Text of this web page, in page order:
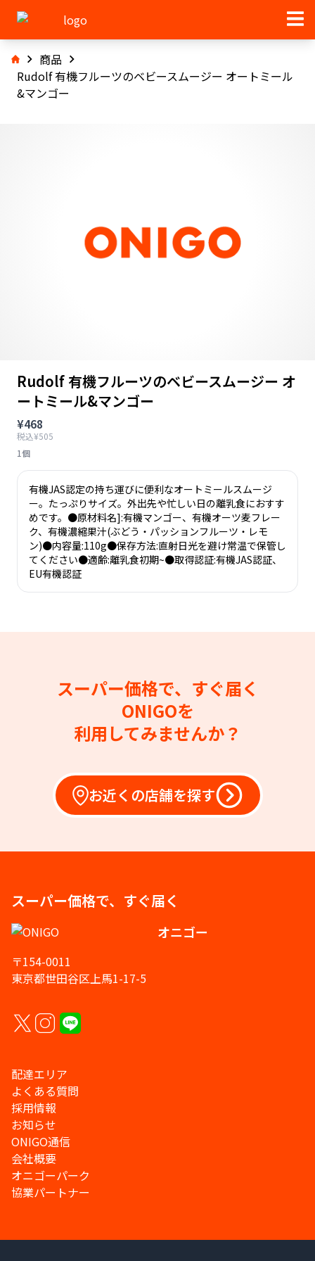
商品
Rudolf 有機フルーツのベビースムージー オートミール
&マンゴー
Rudolf 有機フルーツのベビースムージー オ
ートミール&マンゴー
¥468
税込¥505
1個
有機JAS認定の持ち運びに便利なオートミールスムージ
ー。たっぷりサイズ。外出先や忙しい日の離乳食におすす
めです。●原材料名]:有機マンゴー、有機オーツ麦フレー
ク、有機濃縮果汁(ぶどう・パッションフルーツ・レモ
ン)●内容量:110g●保存方法:直射日光を避け常温で保管し
てください●適齢:離乳食初期~●取得認証:有機JAS認証、
EU有機認証
スーパー価格で、すぐ届く
ONIGOを
利用してみませんか？
お近くの店舗を探す
スーパー価格で、すぐ届く
オニゴー
〒154-0011
東京都世田谷区上馬1-17-5
配達エリア
よくある質問
採用情報
お知らせ
ONIGO通信
会社概要
オニゴーパーク
協業パートナー